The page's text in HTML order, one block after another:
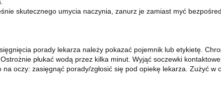
skutecznego umycia naczynia, zanurz je zamiast myć
porady lekarza należy pokazać pojemnik lub etykietę.
płukać wodą przez kilka minut. Wyjąć soczewki
oczy: zasięgnąć porady/zgłosić się pod opiekę lekarza. Zużyć